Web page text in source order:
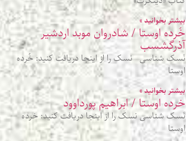
بیشتر بخوانید »
خُرده اوستا / شادروان موبد اردشیر
آذرگشسب
نَسک شناسی نسک را از اینجا دریافت کنید: خُرده
اوستا
بیشتر بخوانید »
خرده اوستا / ابراهیم پورداوود
نَسک شناسی نسک را از اینجا دریافت کنید: خرده
اوستا